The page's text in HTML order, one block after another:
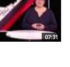
07:31